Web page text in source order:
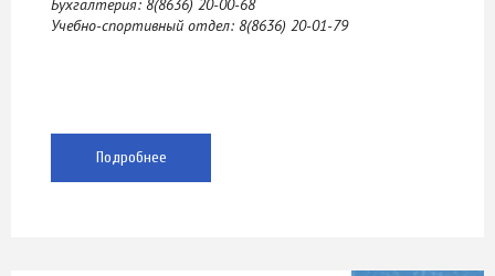
Бухгалтерия: 8(8636) 20-00-68
Учебно-спортивный отдел: 8(8636) 20-01-79
Подробнее